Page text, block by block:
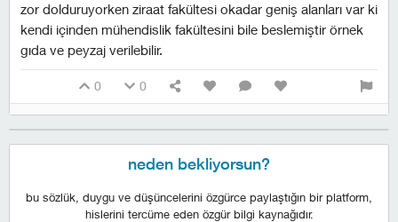
zor dolduruyorken ziraat fakültesi okadar geniş alanları var ki
kendi içinden mühendislik fakültesini bile beslemiştir örnek
gıda ve peyzaj verilebilir.
0 0
neden bekliyorsun?
bu sözlük, duygu ve düşüncelerini özgürce paylaştığın bir platform,
hislerini tercüme eden özgür bilgi kaynağıdır.